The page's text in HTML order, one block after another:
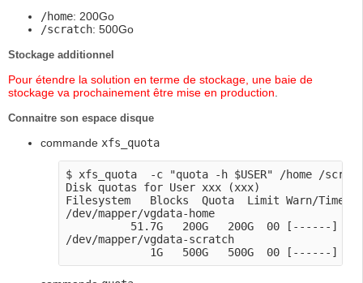
/home: 200Go
/scratch: 500Go
Stockage additionnel
Pour étendre la solution en terme de stockage, une baie de
stockage va prochainement être mise en production.
Connaitre son espace disque
commande xfs_quota
$ xfs_quota  -c "quota -h $USER" /home /
Disk quotas for User xxx (xxx)
Filesystem   Blocks  Quota  Limit Warn/Time
/dev/mapper/vgdata-home
51.7G   200G   200G  00 [------] /
/dev/mapper/vgdata-scratch